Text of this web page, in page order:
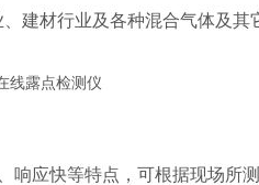
建材行业及各种混合气体及
应快等特点，可根据现场所